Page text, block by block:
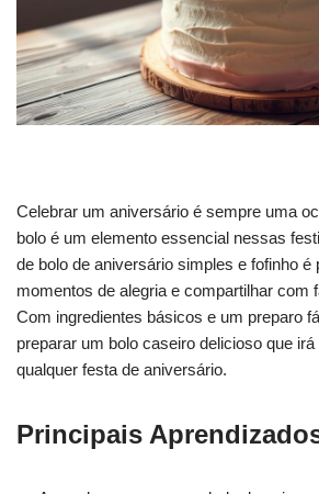
Celebrar um aniversário é sempre uma
bolo é um elemento essencial nessas
de bolo de aniversário simples e fofinho é
momentos de alegria e compartilhar com
Com ingredientes básicos e um preparo
preparar um bolo caseiro delicioso que
qualquer festa de aniversário.
Principais